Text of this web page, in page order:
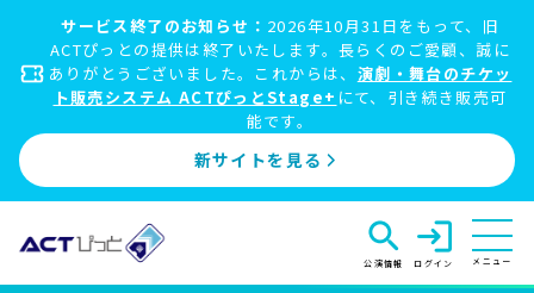
サービス終了のお知らせ： 2026年10月31日をもって、旧
ACTぴっとの提供は終了いたします。長らくのご愛顧、誠に
ありがとうございました。これからは、 演劇・舞台のチケッ
ト販売システム ACTぴっとStage+ にて、引き続き販売可
能です。
新サイトを見る
search
公演情報
login
ログイン メニュー